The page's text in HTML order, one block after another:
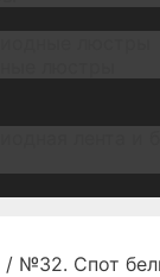
/ №32. Спот